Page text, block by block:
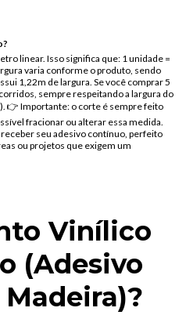
linear. Isso significa que: 1 unidade =
varia conforme o produto, sendo
1,22m de largura. Se você comprar 5
sempre respeitando a largura do
👉 Importante: o corte é sempre feito
fracionar ou alterar essa medida.
seu adesivo contínuo, perfeito
ou projetos que exigem um
Vinílico
(Adesivo